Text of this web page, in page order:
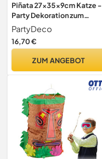
Piñata 27x35x9cm Katze -
Party Dekoration zum
Befüllen - Partyspiele für
Kindergeburtstag
Geburtstag Mädchen Party
Geburtstagsdeko
PartyDeco
16,70 €
ZUM ANGEBOT